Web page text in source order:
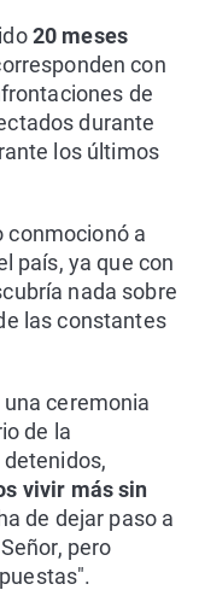
20 meses
con
de
durante
los últimos
conmocionó a
país, ya que con
nada sobre
las constantes
ceremonia
de la
vivir más sin
de dejar paso a
pero